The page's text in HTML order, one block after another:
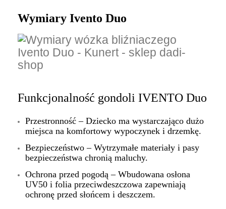
Wymiary Ivento Duo
Funkcjonalność gondoli IVENTO Duo
Przestronność – Dziecko ma wystarczająco dużo
miejsca na komfortowy wypoczynek i drzemkę.
Bezpieczeństwo – Wytrzymałe materiały i pasy
bezpieczeństwa chronią maluchy.
Ochrona przed pogodą – Wbudowana osłona
UV50 i folia przeciwdeszczowa zapewniają
ochronę przed słońcem i deszczem.